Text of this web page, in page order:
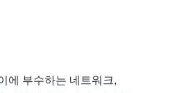
에 부수하는 네트워크,